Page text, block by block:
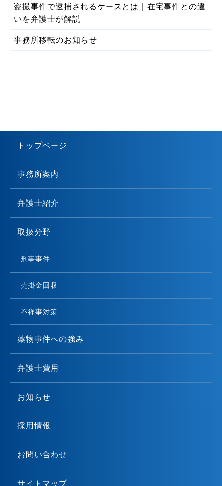
盗撮事件で逮捕されるケースとは｜在宅事件との違
いを弁護士が解説
事務所移転のお知らせ
トップページ
事務所案内
弁護士紹介
取扱分野
刑事事件
売掛金回収
不祥事対策
薬物事件への強み
弁護士費用
お知らせ
採用情報
お問い合わせ
サイトマップ